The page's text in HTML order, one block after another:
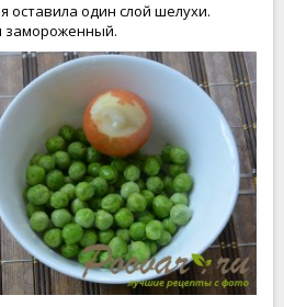
оставила один слой шелухи.
замороженный.